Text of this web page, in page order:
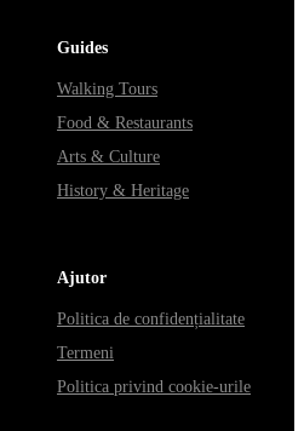
Guides
Walking Tours
Food & Restaurants
Arts & Culture
History & Heritage
Ajutor
Politica de confidențialitate
Termeni
Politica privind cookie-urile